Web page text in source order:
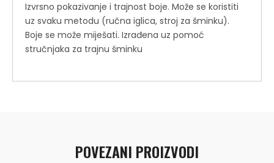
Izvrsno pokazivanje i trajnost boje. Može se koristiti
uz svaku metodu (ručna iglica, stroj za šminku).
Boje se može miješati. Izrađena uz pomoć
stručnjaka za trajnu šminku
POVEZANI PROIZVODI